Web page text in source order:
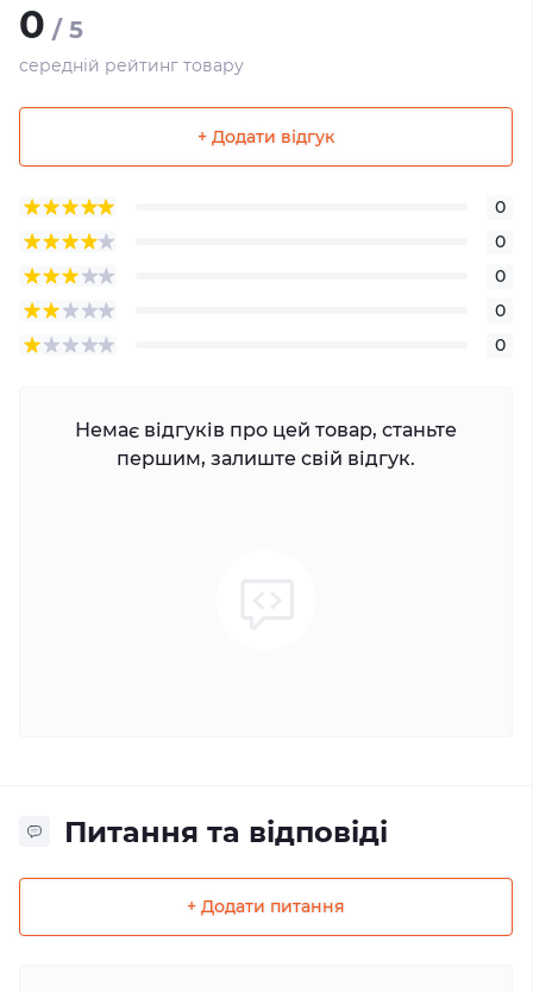
0 / 5
середній рейтинг товару
+ Додати відгук
0
0
0
0
0
Немає відгуків про цей товар, станьте
першим, залиште свій відгук.
Питання та відповіді
+ Додати питання